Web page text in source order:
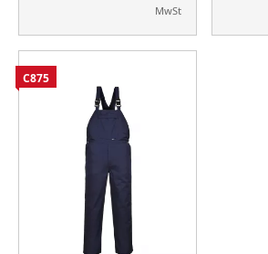
MwSt
C875